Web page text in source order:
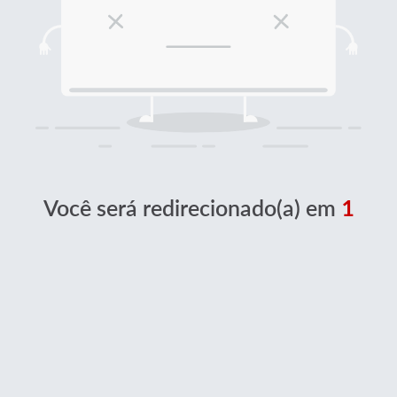
Você será redirecionado(a) em 1